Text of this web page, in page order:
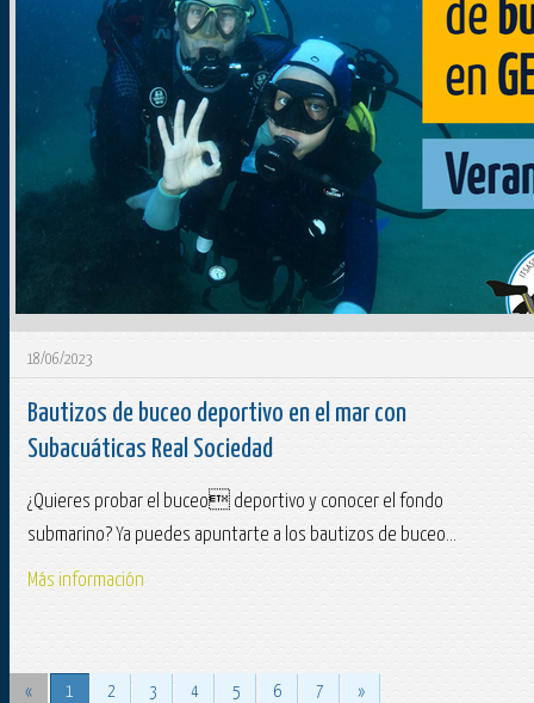
18/06/2023
Bautizos de buceo deportivo en el mar con
Subacuáticas Real Sociedad
¿Quieres probar el buceo deportivo y conocer el fondo
submarino? Ya puedes apuntarte a los bautizos de buceo...
Más información
« 1 2 3 4 5 6 7 »